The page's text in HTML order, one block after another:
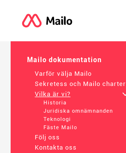
Mailo dokumentation
Varför välja Mailo
Sekretess och Mailo charter
Vilka är vi?
+
Historia
Juridiska omnämnanden
Teknologi
Fäste Mailo
Följ oss
Kontakta oss